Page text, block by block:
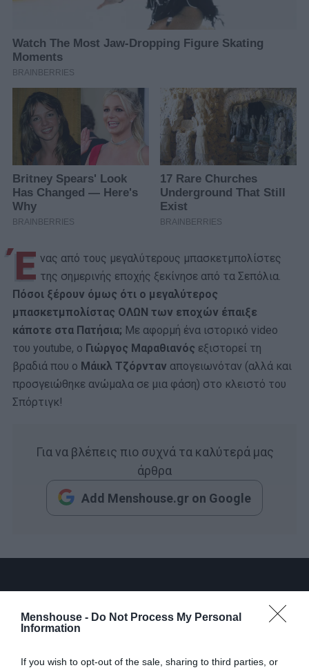
Menshouse - Do Not Process My Personal
Information
If you wish to opt-out of the sale, sharing to third parties, or
Έ νας από τους μεγαλύτερους μπασκετμπολίστες
της σημερινής εποχής ξεκίνησε από τα Σεπόλια.
Πόσοι ξέρουν όμως ότι ο μεγαλύτερος
μπασκετμπολίστας ΟΛΩΝ των εποχών έπαιξε
κάποτε στα Πατήσια; Με αφορμή ένα ιστορικό video
του youtube, ο Γιώργος Μαραθιανός εξιστορεί τη
βραδιά που ο Μάικλ Τζόρνταν απογειωνόταν (αλλά και
προσγειώθηκε ανώμαλα σε μια φάση) στο κλειστό του
Σπόρτιγκ!
Για να βλέπεις πιο συχνά τα καλύτερά μας
άρθρα
Add Menshouse.gr on Google